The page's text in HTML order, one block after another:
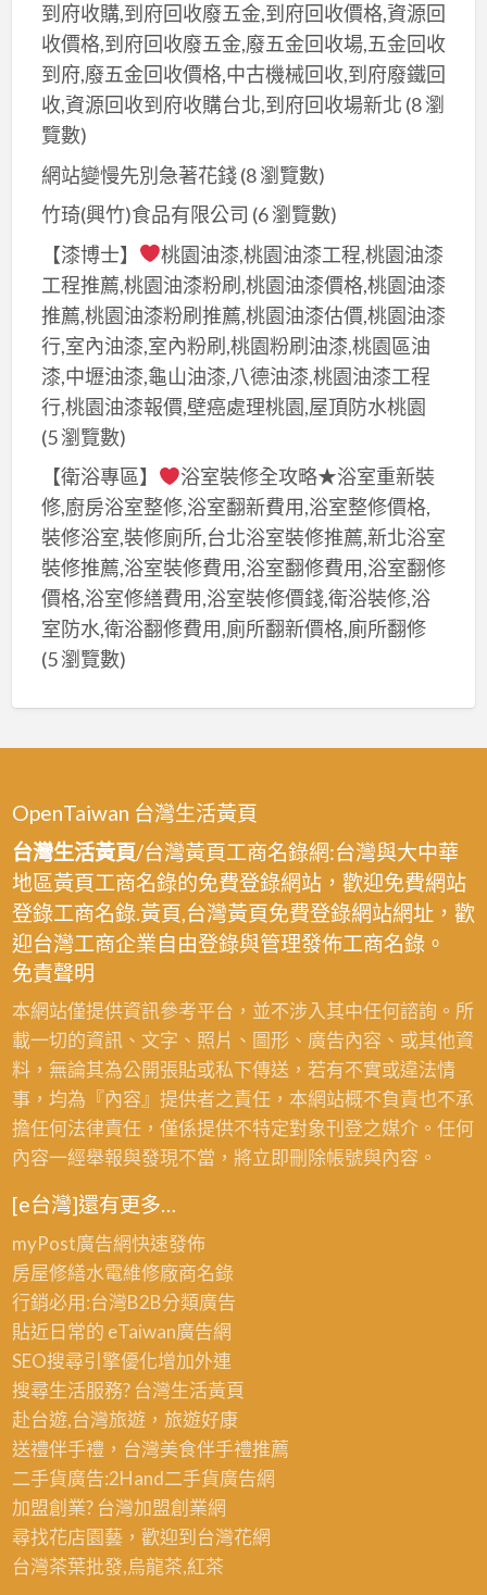
到府收購,到府回收廢五金,到府回收價格,資源回
收價格,到府回收廢五金,廢五金回收場,五金回收
到府,廢五金回收價格,中古機械回收,到府廢鐵回
收,資源回收到府收購台北,到府回收場新北 (8 瀏
覽數)
網站變慢先別急著花錢(8 瀏覽數)
竹琦(興竹)食品有限公司 (6 瀏覽數)
【漆博士】
桃園油漆,桃園油漆工程,桃園油漆
工程推薦,桃園油漆粉刷,桃園油漆價格,桃園油漆
推薦,桃園油漆粉刷推薦,桃園油漆估價,桃園油漆
行,室內油漆,室內粉刷,桃園粉刷油漆,桃園區油
漆,中壢油漆,龜山油漆,八德油漆,桃園油漆工程
行,桃園油漆報價,壁癌處理桃園,屋頂防水桃園
(5 瀏覽數)
【衛浴專區】
浴室裝修全攻略★浴室重新裝
修,廚房浴室整修,浴室翻新費用,浴室整修價格,
裝修浴室,裝修廁所,台北浴室裝修推薦,新北浴室
裝修推薦,浴室裝修費用,浴室翻修費用,浴室翻修
價格,浴室修繕費用,浴室裝修價錢,衛浴裝修,浴
室防水,衛浴翻修費用,廁所翻新價格,廁所翻修
(5 瀏覽數)
OpenTaiwan 台灣生活黃頁
台灣生活黃頁/台灣黃頁工商名錄網:台灣與大中華
地區黃頁工商名錄的免費登錄網站，歡迎免費網站
登錄工商名錄.黃頁,台灣黃頁免費登錄網站網址，歡
迎台灣工商企業自由登錄與管理發佈工商名錄。
免責聲明
本網站僅提供資訊參考平台，並不涉入其中任何諮詢。所
載一切的資訊、文字、照片、圖形、廣告內容、或其他資
料，無論其為公開張貼或私下傳送，若有不實或違法情
事，均為『內容』提供者之責任，本網站概不負責也不承
擔任何法律責任，僅係提供不特定對象刊登之媒介。任何
內容一經舉報與發現不當，將立即刪除帳號與內容。
[e台灣]還有更多…
myPost廣告網快速發佈
房屋修繕水電維修廠商名錄
行銷必用:台灣B2B分類廣告
貼近日常的 eTaiwan廣告網
SEO搜尋引擎優化增加外連
搜尋生活服務? 台灣生活黃頁
赴台遊,台灣旅遊，旅遊好康
送禮伴手禮，台灣美食伴手禮推薦
二手貨廣告:2Hand二手貨廣告網
加盟創業? 台灣加盟創業網
尋找花店園藝，歡迎到 台灣花網
台灣茶葉批發,烏龍茶,紅茶